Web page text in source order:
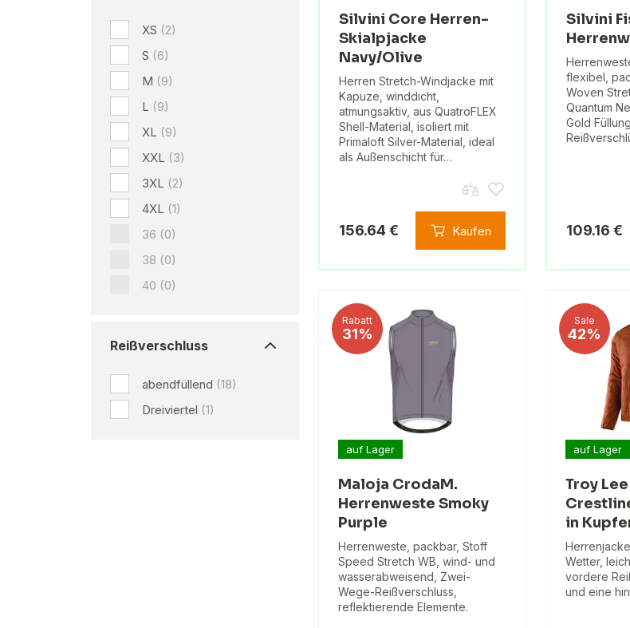
XS (2)
S (6)
M (9)
L (9)
XL (9)
XXL (3)
3XL (2)
4XL (1)
36 (0)
38 (0)
40 (0)
Reißverschluss
abendfüllend (18)
Dreiviertel (1)
Silvini Core Herren-
Skialpjacke
Navy/Olive
Herren Stretch-Windjacke mit
Kapuze, winddicht,
atmungsaktiv, aus QuatroFLEX
Shell-Material, isoliert mit
Primaloft Silver-Material, ideal
als Außenschicht für…
156.64 € Kaufen
Silvini
flexibel,
Woven
Quantum
Gold
109.16 €
Rabatt
31%
auf Lager
Maloja CrodaM.
Herrenweste Smoky
Purple
Herrenweste, packbar, Stoff
Speed ​​Stretch WB, wind- und
wasserabweisend, Zwei-
Wege-Reißverschluss,
reflektierende Elemente.
Sale
42%
auf Lager
Troy
in
Wetter,
vordere
und eine